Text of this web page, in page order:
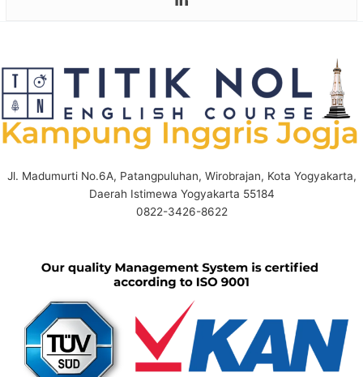
Jl. Madumurti No.6A, Patangpuluhan, Wirobrajan, Kota Yogyakarta,
Daerah Istimewa Yogyakarta 55184
0822-3426-8622